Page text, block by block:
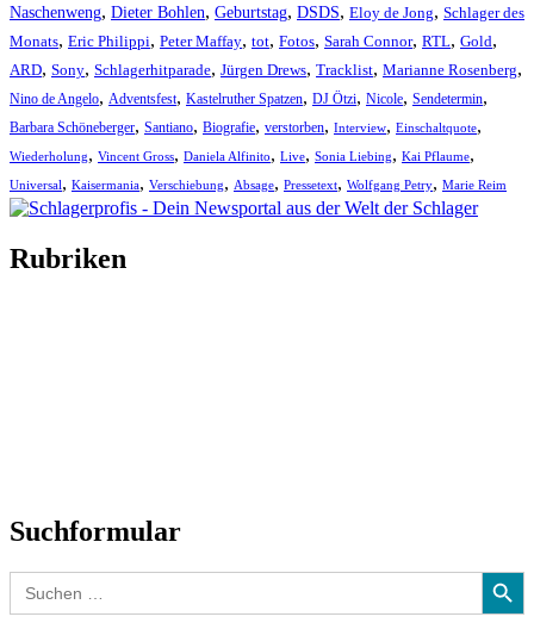
Naschenweng, Dieter Bohlen, Geburtstag, DSDS, Eloy de Jong, Schlager des
Monats, Eric Philippi, Peter Maffay, tot, Fotos, Sarah Connor, RTL, Gold,
ARD, Sony, Schlagerhitparade, Jürgen Drews, Tracklist, Marianne Rosenberg,
Nino de Angelo, Adventsfest, Kastelruther Spatzen, DJ Ötzi, Nicole, Sendetermin,
Barbara Schöneberger, Santiano, Biografie, verstorben, Interview, Einschaltquote,
Wiederholung, Vincent Gross, Daniela Alfinito, Live, Sonia Liebing, Kai Pflaume,
Universal, Kaisermania, Verschiebung, Absage, Pressetext, Wolfgang Petry, Marie Reim
Rubriken
Suchformular
Search
for:
Search Button